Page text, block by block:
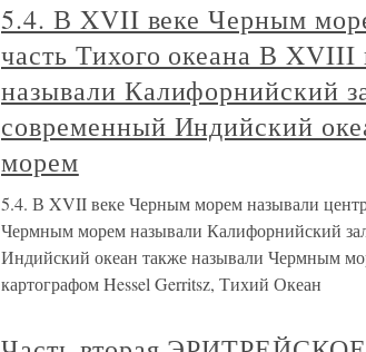
5.4. В XVII веке Черным
часть Тихого океана В
называли Калифорнийский
современный Индийский
морем
5.4. В XVII веке Черным морем называли
Чермным морем называли Калифорнийский
Индийский океан также называли Чермным
картографом Hessel Gerritsz, Тихий Океан